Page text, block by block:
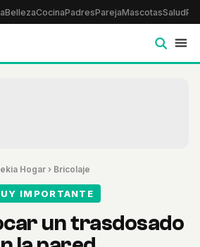
BellezaCocinaPadresParejaMascotasSalud
Hogar › Bricolaje
IMPORTANTE
un trasdosado